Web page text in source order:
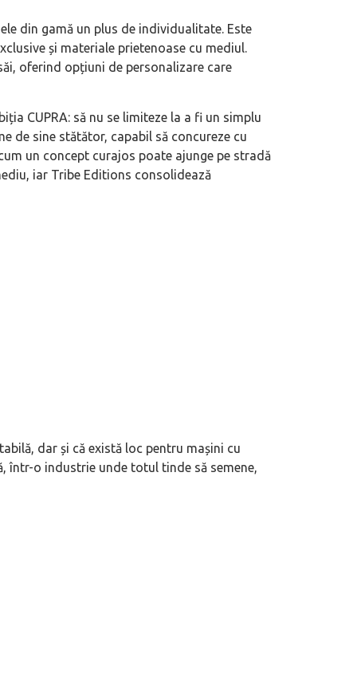
din gamă un plus de individualitate. Este
și materiale prietenoase cu mediul.
oferind opțiuni de personalizare care
CUPRA: să nu se limiteze la a fi un simplu
de sine stătător, capabil să concureze cu
un concept curajos poate ajunge pe stradă
iar Tribe Editions consolidează
dar și că există loc pentru mașini cu
într-o industrie unde totul tinde să semene,